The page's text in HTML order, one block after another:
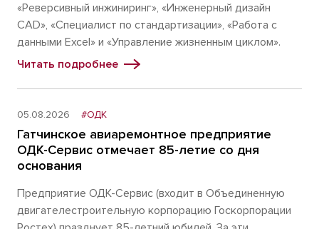
«Реверсивный инжиниринг», «Инженерный дизайн
CAD», «Специалист по стандартизации», «Работа с
данными Excel» и «Управление жизненным циклом».
Читать подробнее
05.08.2026 #ОДК
Гатчинское авиаремонтное предприятие
ОДК-Сервис отмечает 85-летие со дня
основания
Предприятие ОДК-Сервис (входит в Объединенную
двигателестроительную корпорацию Госкорпорации